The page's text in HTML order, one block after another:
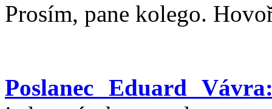
Prosím, pane kolego.
Poslanec Eduard